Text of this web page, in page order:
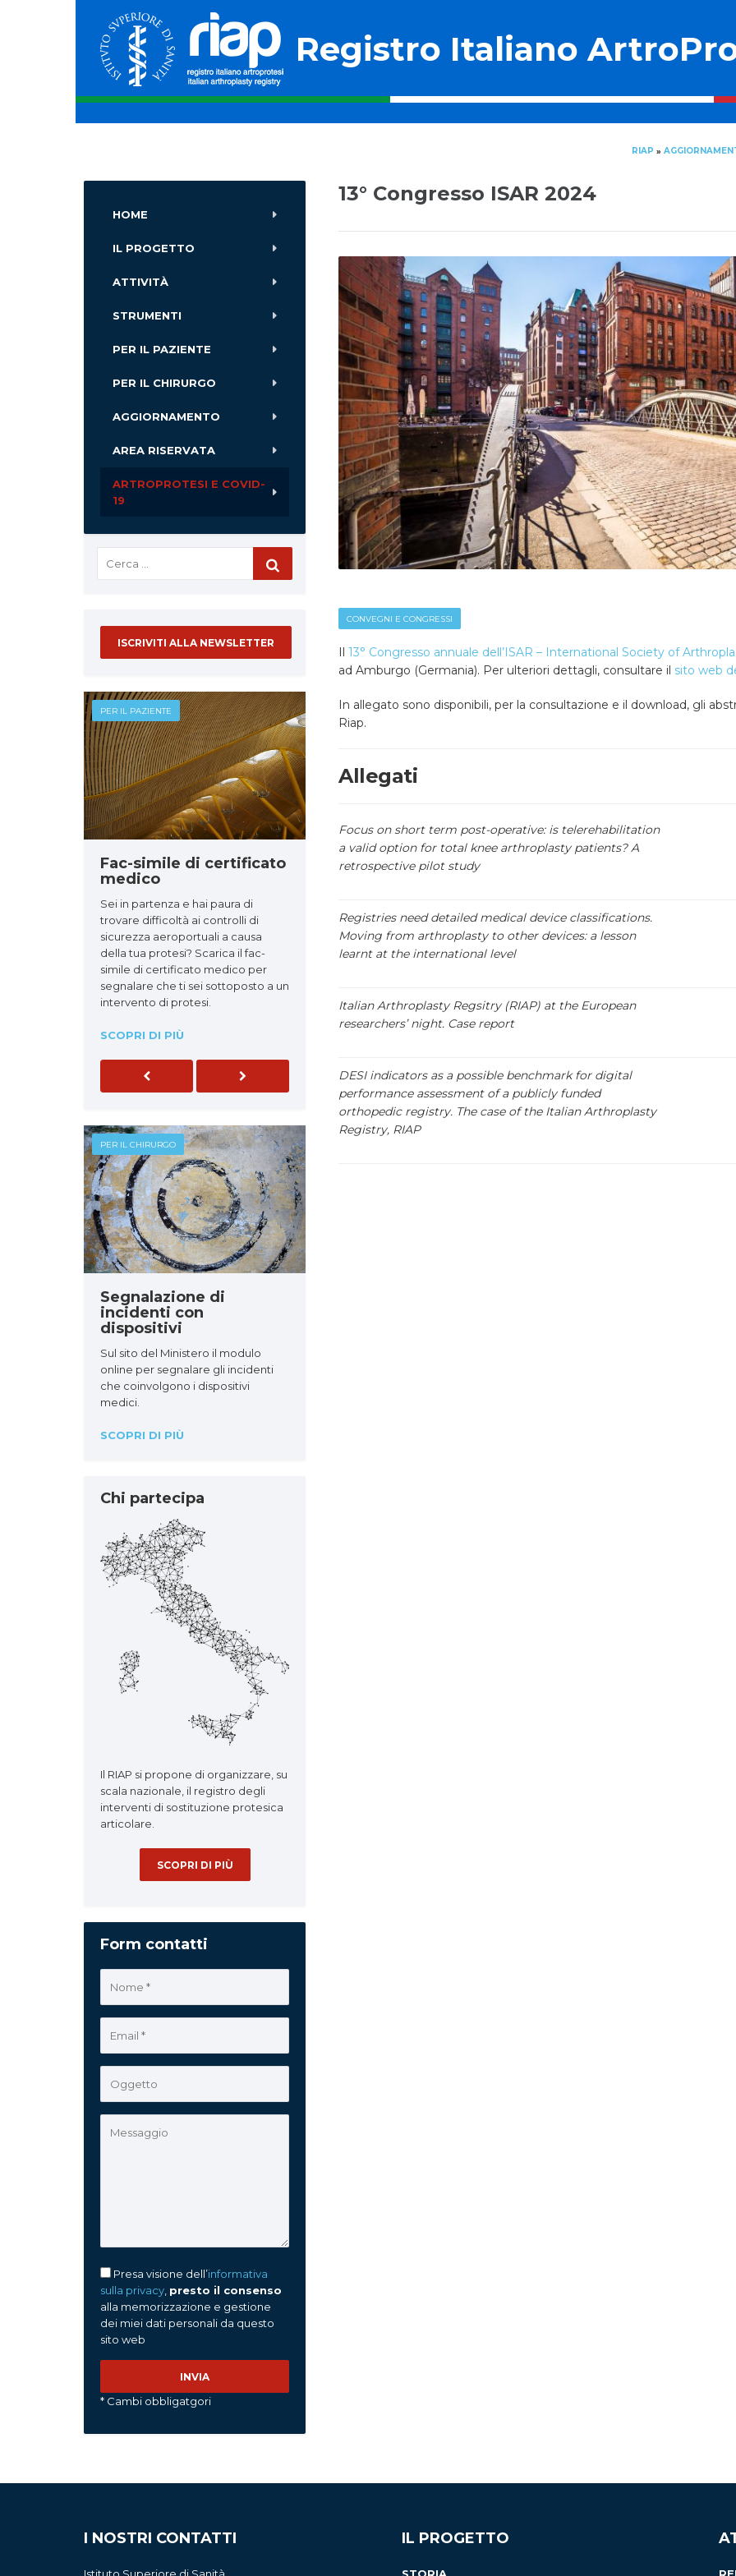
Registro Italiano
RIAP »
13° Congresso ISAR 2024
CONVEGNI E CONGRESSI
Il 13° Congresso annuale dell’ISAR – International Society of
ad Amburgo (Germania). Per ulteriori dettagli, consultare il sito web
In allegato sono disponibili, per la consultazione e il download, gli
Riap.
Allegati
Focus on short term post-operative: is telerehabilitation
a valid option for total knee arthroplasty patients? A
retrospective pilot study
Registries need detailed medical device classifications.
Moving from arthroplasty to other devices: a lesson
learnt at the international level
Italian Arthroplasty Regsitry (RIAP) at the European
researchers’ night. Case report
DESI indicators as a possible benchmark for digital
performance assessment of a publicly funded
orthopedic registry. The case of the Italian Arthroplasty
Registry, RIAP
HOME
IL PROGETTO
ATTIVITÀ
STRUMENTI
PER IL PAZIENTE
PER IL CHIRURGO
AGGIORNAMENTO
AREA RISERVATA
ARTROPROTESI E COVID-
19
ISCRIVITI ALLA NEWSLETTER
PER IL PAZIENTE
Fac-simile di certificato
medico
Sei in partenza e hai paura di
trovare difficoltà ai controlli di
sicurezza aeroportuali a causa
della tua protesi? Scarica il fac-
simile di certificato medico per
segnalare che ti sei sottoposto a un
intervento di protesi.
SCOPRI DI PIÙ
Previous Next
PER IL CHIRURGO
Segnalazione di
incidenti con
dispositivi
Sul sito del Ministero il modulo
online per segnalare gli incidenti
che coinvolgono i dispositivi
medici.
SCOPRI DI PIÙ
Chi partecipa
Il RIAP si propone di organizzare, su
scala nazionale, il registro degli
interventi di sostituzione protesica
articolare.
SCOPRI DI PIÙ
Form contatti
Presa visione dell’informativa
sulla privacy presto il consenso
alla memorizzazione e gestione
dei miei dati personali da questo
sito web
* Cambi obbligatgori
I NOSTRI CONTATTI
Istituto Superiore di Sanità
IL PROGETTO
STORIA